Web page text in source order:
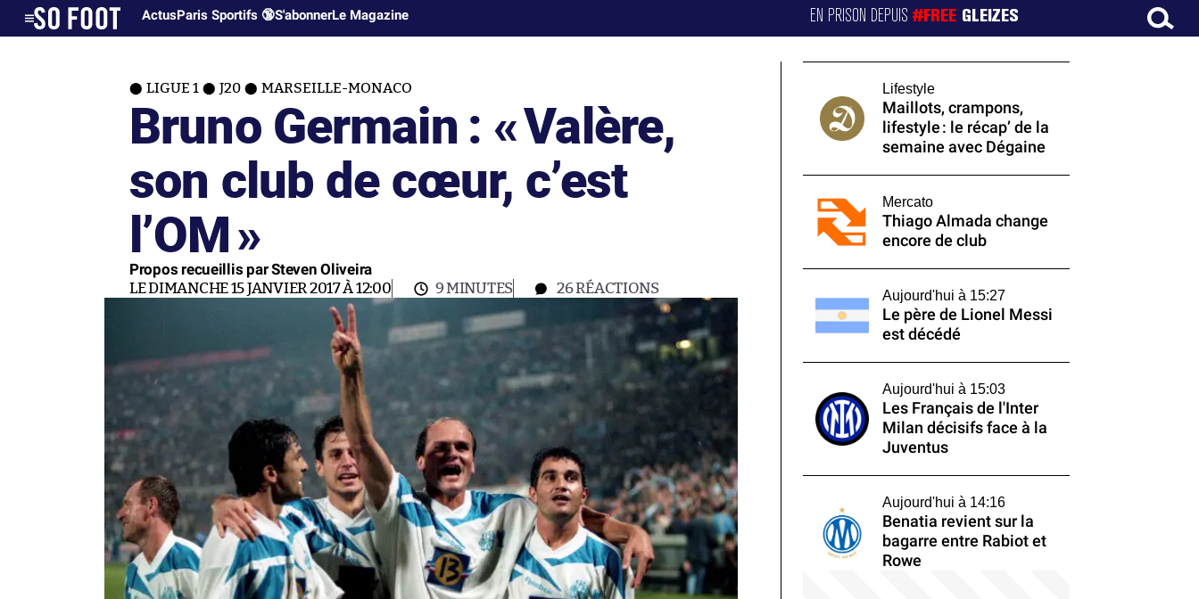
ActusParis Sportifs 🔞S'abonnerLe Magazine EN PRISON DEPUIS#FREE GLEIZES
LIGUE 1 J20 MARSEILLE-MONACO
Bruno Germain : «Valère,
son club de cœur, c’est
l’OM»
Propos recueillis par Steven Oliveira
LE DIMANCHE 15 JANVIER 2017 À 12:00 9 MINUTES 26RÉACTIONS
Lifestyle
Maillots, crampons,
lifestyle : le récap’ de la
semaine avec Dégaine
Mercato
Thiago Almada change
encore de club
Aujourd'hui à 15:27
Le père de Lionel Messi
est décédé
Aujourd'hui à 15:03
Les Français de l'Inter
Milan décisifs face à la
Juventus
Aujourd'hui à 14:16
Benatia revient sur la
bagarre entre Rabiot et
Rowe